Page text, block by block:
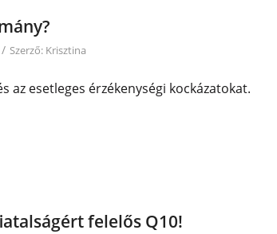
/ Szerző: Krisztina
esetleges érzékenységi kockázatokat.
felelős Q10!